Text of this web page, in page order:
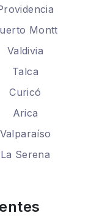
Montt
Valdivia
Talca
Curicó
Arica
Valparaíso
La Serena